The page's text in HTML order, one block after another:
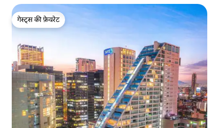
गेस्ट्स की फ़ेवरेट
गेस्ट्स की फ़ेवरेट